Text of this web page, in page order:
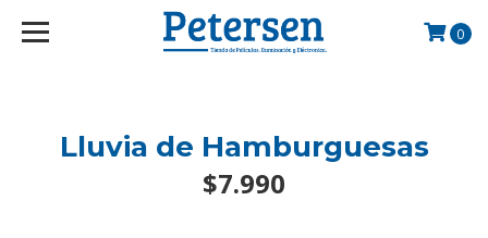
googlef2d1455d5020445a.html
0
Lluvia de Hamburguesas
$7.990